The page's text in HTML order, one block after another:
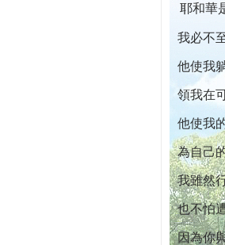
耶和華
我必不
他使我
領我在
他使我
為自己
我雖然
也不怕
因為你
本院自開幕迄今已篩